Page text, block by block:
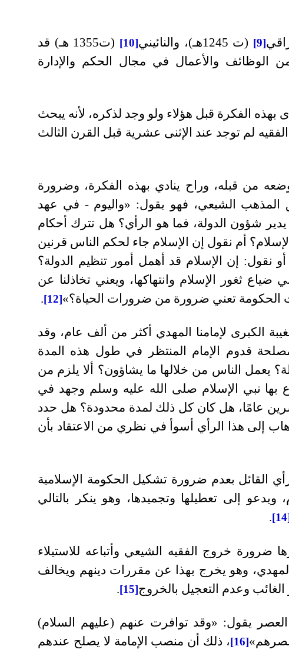
[9] (ت 1245هـ)، والنائيني [10]
(ت1355 هـ) قد
الوظائف والأعمال في مجال الحكم والإدارة
الفكرة قبل هؤلاء ولو وجد لذكره، لأنه يبحث
لم توجد عند الإثنى عشرية قبل القرن الثالث
من قبله، وراح ينادي بهذه الفكرة، وضرورة
المذهب الشيعي، فهو يقول: «واليوم - في عهد
شؤون الدولة، فما هو الرأي؟ هل تترك أحكام
أم نقول إن الإسلام جاء لحكم الناس قرنين
نقول: إن الإسلام قد أهمل أمور تنظيم الدولة؟
ثغور الإسلام وانتهاكها، ويعني تخاذلنا عن
الحكومة تعني ضرورة من ضرورات الحياة؟»[12]
.
الكبرى لإمامنا المهدي أكثر من ألف عام، وقد
قدوم الإمام المنتظر في طول هذه المدة
يعمل الناس من خلالها ما يشاؤون؟ ألا يلزم من
بها نبي الإسلام صلى الله عليه وسلم وجهد في
عامًا، هل كان كل ذلك لمدة محدودة؟ هل حدد
إلى هذا الرأي أسوأ في نظري من الاعتقاد بأن
القائل بعدم ضرورة تشكيل الحكومة الإسلامية
إلى تعطيلها وتجميدها، وهو ينكر بالتالي
.
ضرورة خروج الفقيه الشيعي وأتباعه للاستيلاء
وهو يخرج بهذا عن مقررات دينهم ويخالف
وعدم التعجيل بالخروج[15]
.
يقول: «وقد توافرت عنهم (عليهم السلام)
[16] ، ذلك أن منصب الإمامة لا يصلح عندهم